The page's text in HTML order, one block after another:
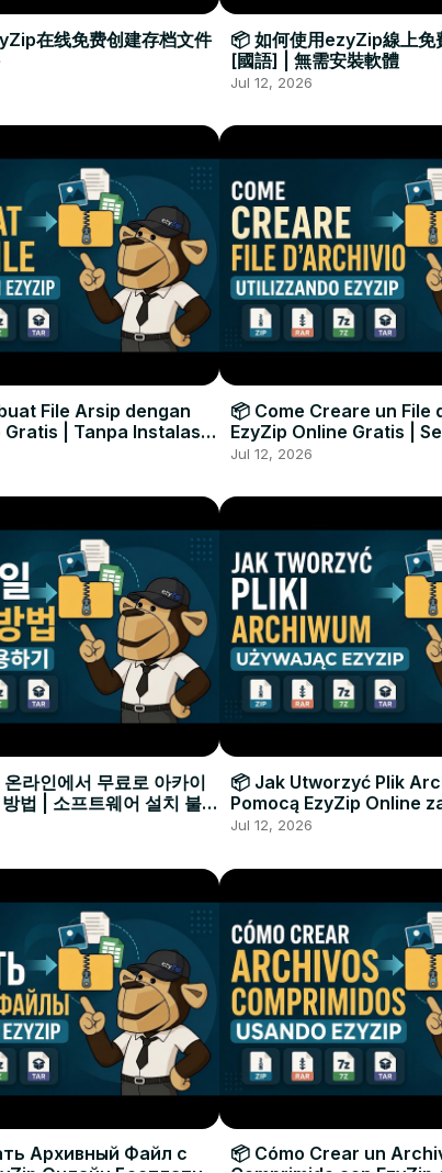
在线免费创建存档文件
📦 如何使用ezyZip線上免
[國語] | 無需安裝軟體
Jul 12, 2026
File Arsip dengan
Gratis | Tanpa Instalasi
📦 Come Creare un File
EzyZip Online Gratis |
Software
Jul 12, 2026
라인에서 무료로 아카이
법 | 소프트웨어 설치 불필
📦 Jak Utworzyć Plik
Pomocą EzyZip Online
Instalacji
Jul 12, 2026
Архивный Файл с
📦 Cómo Crear un